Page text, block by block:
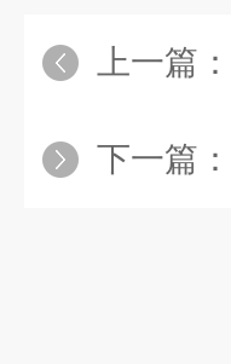
上一篇：
下一篇：